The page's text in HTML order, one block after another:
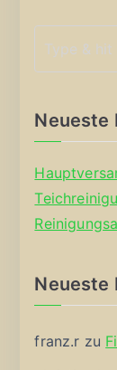
Neueste
Neueste
franz.r zu